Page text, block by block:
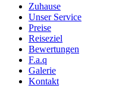
Zuhause
Unser Service
Preise
Reiseziel
Bewertungen
F.a.q
Galerie
Kontakt